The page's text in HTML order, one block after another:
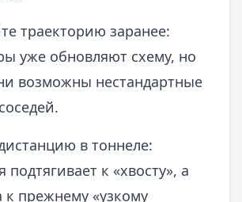
траекторию заранее:
уже обновляют схему, но
возможны нестандартные
в тоннеле:
подтягивает к «хвосту», а
прежнему «узкому